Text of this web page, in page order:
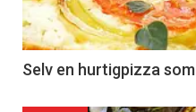
Selv en hurtigpizza